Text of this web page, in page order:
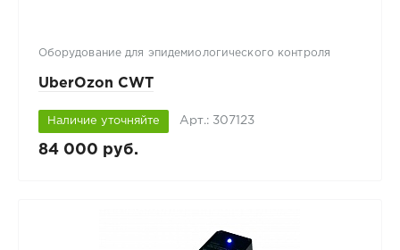
Оборудование для эпидемиологического контроля
UberOzon CWT
Наличие уточняйте Арт.: 307123
84 000 руб.